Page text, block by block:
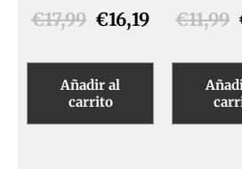
€17,99 €16,19
Añadir al
carrito
€11,99